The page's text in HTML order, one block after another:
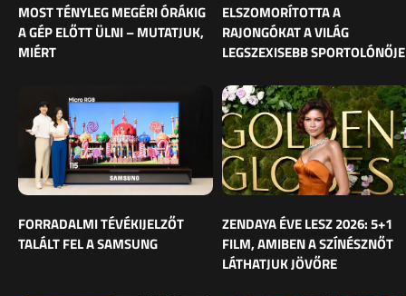
MOST TÉNYLEG MEGÉRI ÓRÁKIG
A GÉP ELŐTT ÜLNI – MUTATJUK,
MIÉRT
ELSZOMORÍTOTTA A
RAJONGÓKAT A VILÁG
LEGSZEXISEBB SPORTOLÓNŐJE
FORRADALMI TÉVÉKIJELZŐT
TALÁLT FEL A SAMSUNG
ZENDAYA ÉVE LESZ 2026: 5+1
FILM, AMIBEN A SZÍNÉSZNŐT
LÁTHATJUK JÖVŐRE